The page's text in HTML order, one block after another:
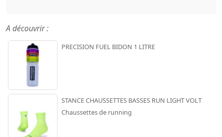
A découvrir :
PRECISION FUEL BIDON 1 LITRE
STANCE CHAUSSETTES BASSES RUN LIGHT VOLT
Chaussettes de running